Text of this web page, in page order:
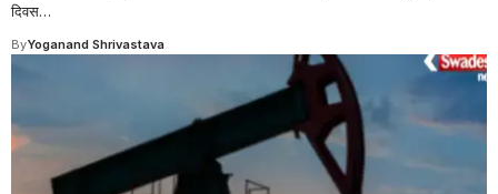
दिवस…
ByYoganand Shrivastava